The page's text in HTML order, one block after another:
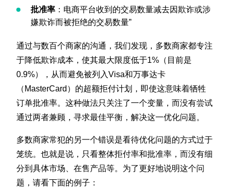
批准率 ：电商平台收到的交易数量减去因欺诈或涉
嫌欺诈而被拒绝的交易数量”
通过与数百个商家的沟通，我们发现，多数商家都专注
于降低欺诈成本，使其最大限度低于1%（目前是
0.9%），从而避免被列入Visa和万事达卡
（MasterCard）的超额拒付计划，即使这意味着牺牲
订单批准率。这种做法只关注了一个变量，而没有尝试
通过两者兼顾，寻求最佳平衡，解决这一优化问题。
多数商家常犯的另一个错误是看待优化问题的方式过于
笼统。也就是说，只看整体拒付率和批准率，而没有细
分到具体市场、在售产品等。为了更好地说明这个问
题，请看下面的例子：